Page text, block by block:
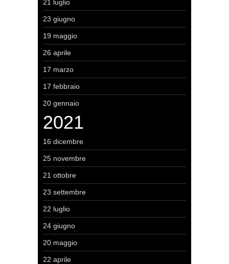
21 luglio
23 giugno
19 maggio
26 aprile
17 marzo
17 febbraio
20 gennaio
2021
16 dicembre
25 novembre
21 ottobre
23 settembre
22 luglio
24 giugno
20 maggio
22 aprile